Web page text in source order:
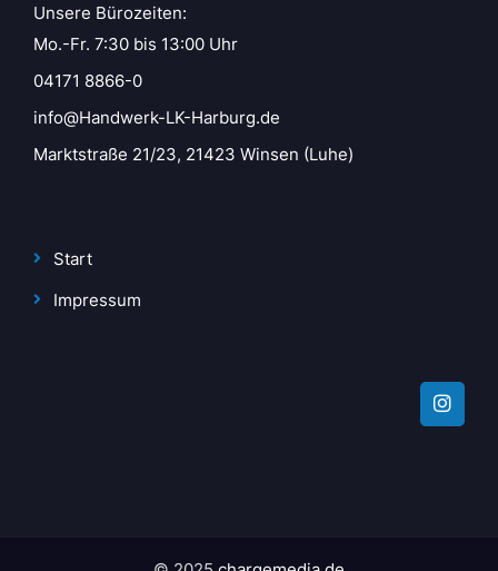
Unsere Bürozeiten:
Mo.-Fr. 7:30 bis 13:00 Uhr
04171 8866-0
info@Handwerk-LK-Harburg.de
Marktstraße 21/23, 21423 Winsen (Luhe)
Start
Impressum